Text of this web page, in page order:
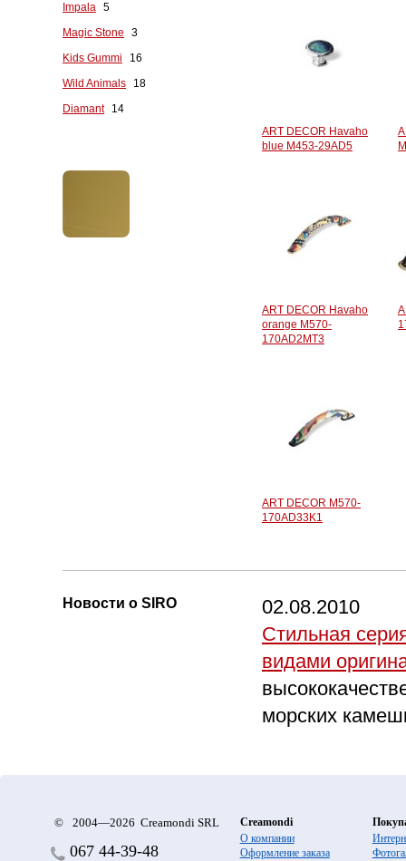
Impala 5
Magic Stone
3
Kids Gummi
16
Wild Animals
18
Diamant
14
ART DECOR Havaho
blue M453-29AD5
ART DECOR Havaho
orange M570-
170AD2MT3
ART DECOR M570-
170AD33K1
Новости о SIRO
02.08.2010
Стильная
видами
морских
© 2004—2026 Creamondi SRL
067 44-39-48
Creamondi
О компании
Оформление заказа